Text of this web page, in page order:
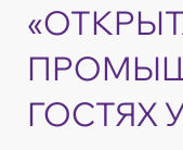
ГОСТЯХ